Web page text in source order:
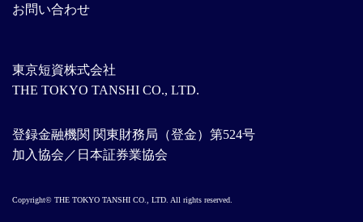
東京短資株式会社
THE TOKYO TANSHI CO., LTD.
登録金融機関 関東財務局（登金）第524号
加入協会／日本証券業協会
お問い合わせ
Copyright© THE TOKYO TANSHI CO., LTD. All rights reserved.